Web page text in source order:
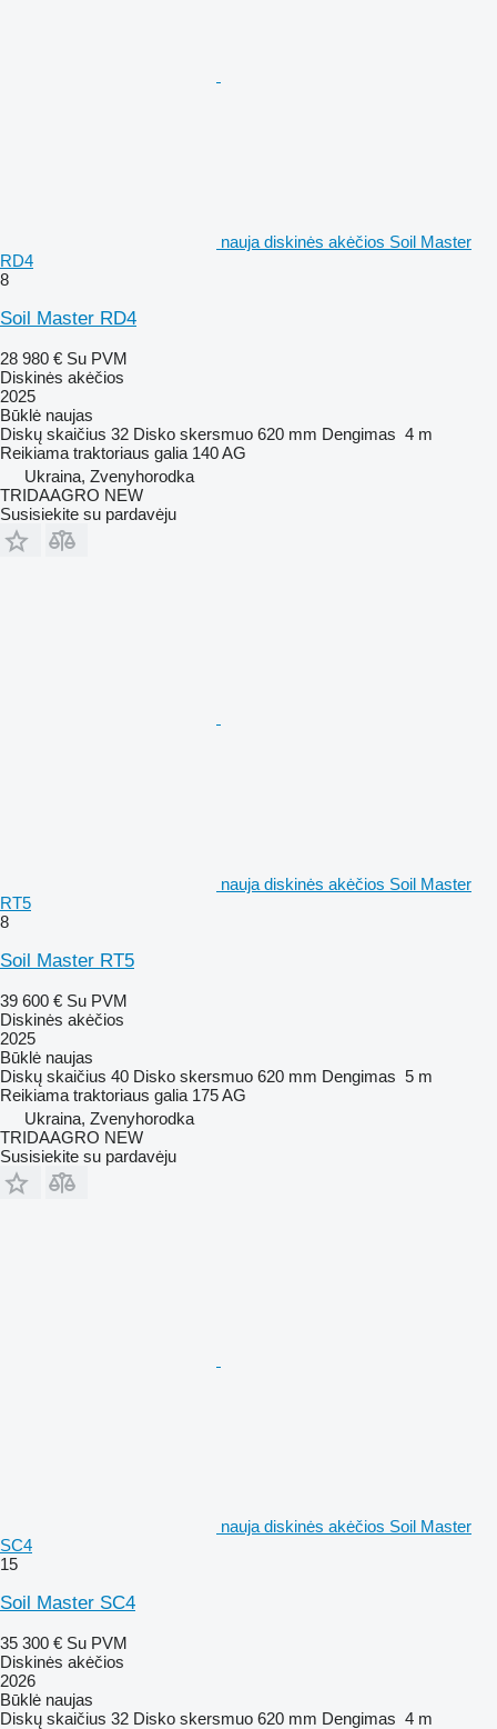
nauja diskinės akėčios Soil Master
RD4
8
Soil Master RD4
28 980 € Su PVM
Diskinės akėčios
2025
Būklė naujas
Diskų skaičius 32 Disko skersmuo 620 mm Dengimas 4 m
Reikiama traktoriaus galia 140 AG
Ukraina, Zvenyhorodka
TRIDAAGRO NEW
Susisiekite su pardavėju
nauja diskinės akėčios Soil Master
RT5
8
Soil Master RT5
39 600 € Su PVM
Diskinės akėčios
2025
Būklė naujas
Diskų skaičius 40 Disko skersmuo 620 mm Dengimas 5 m
Reikiama traktoriaus galia 175 AG
Ukraina, Zvenyhorodka
TRIDAAGRO NEW
Susisiekite su pardavėju
nauja diskinės akėčios Soil Master
SC4
15
Soil Master SC4
35 300 € Su PVM
Diskinės akėčios
2026
Būklė naujas
Diskų skaičius 32 Disko skersmuo 620 mm Dengimas 4 m